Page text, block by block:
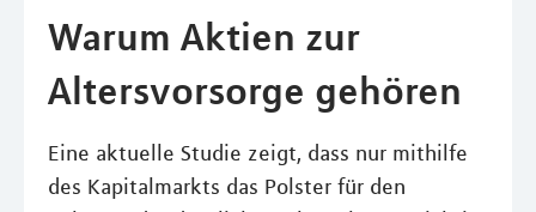
Warum Aktien zur
Altersvorsorge gehören
Eine aktuelle Studie zeigt, dass nur mithilfe
des Kapitalmarkts das Polster für den